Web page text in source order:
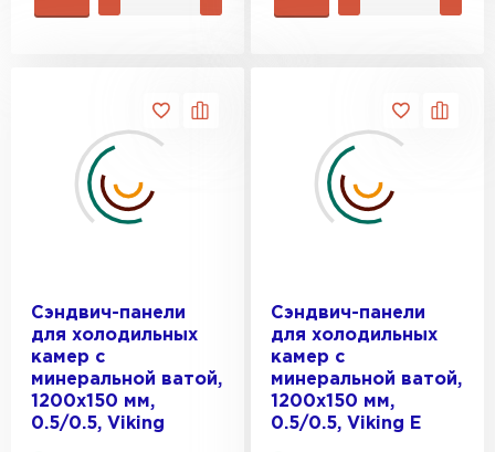
Сэндвич-панели
для холодильных
камер с
минеральной ватой,
1200х150 мм,
0.5/0.5, Viking
Сэндвич-панели
для холодильных
камер с
минеральной ватой,
1200х150 мм,
0.5/0.5, Viking E